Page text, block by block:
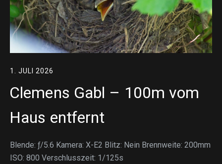
1. JULI 2026
Clemens Gabl – 100m vom
Haus entfernt
Blende: ƒ/5.6 Kamera: X-E2 Blitz: Nein Brennweite: 200mm
ISO: 800 Verschlusszeit: 1/125s